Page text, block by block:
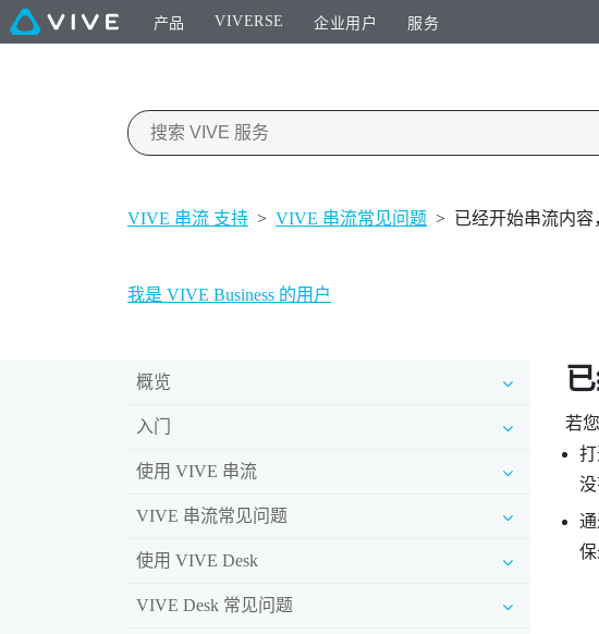
产品 VIVERSE 企业用户 服务
VIVE 串流 支持 > VIVE 串流常见问题 > 已经开始串流内
我是 VIVE Business 的用户
概览
入门
使用 VIVE 串流
VIVE 串流常见问题
使用 VIVE Desk
VIVE Desk 常见问题
若